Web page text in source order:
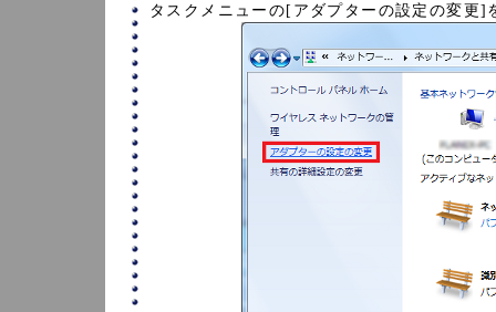
タスクメニューの[アダプターの設定の変更]